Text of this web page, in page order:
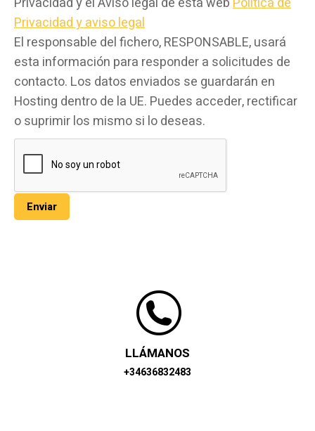
Privacidad y aviso legal
El responsable del fichero, RESPONSABLE, usará
esta información para responder a solicitudes de
contacto. Los datos enviados se guardarán en
Hosting dentro de la UE. Puedes acceder, rectificar
o suprimir los mismo si lo deseas.
LLÁMANOS
+34636832483